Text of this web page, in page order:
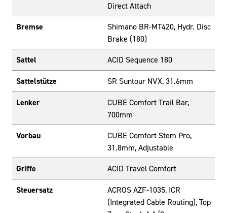
Direct Attach
Bremse
Shimano BR-MT420, Hydr. Disc
Brake (180)
Sattel ACID Sequence 180
Sattelstütze SR Suntour NVX, 31.6mm
Lenker
CUBE Comfort Trail Bar,
700mm
Vorbau
CUBE Comfort Stem Pro,
31.8mm, Adjustable
Griffe ACID Travel Comfort
Steuersatz
ACROS AZF-1035, ICR
(Integrated Cable Routing), Top